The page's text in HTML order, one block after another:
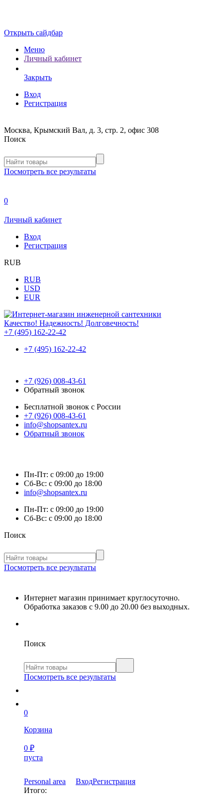
Открыть сайдбар
Меню
Личный кабинет
Закрыть
Вход
Регистрация
Москва, Крымский Вал, д. 3, стр. 2, офис 308
Поиск
Посмотреть все результаты
0
Личный кабинет
Вход
Регистрация
RUB
RUB
USD
EUR
Качество! Надежность! Долговечность!
+7 (495) 162-22-42
+7 (495) 162-22-42
+7 (926) 008-43-61
Обратный звонок
Бесплатной звонок с России
+7 (926) 008-43-61
info@shopsantex.ru
Обратный звонок
Пн-Пт: с 09:00 до 19:00
Сб-Вс: с 09:00 до 18:00
info@shopsantex.ru
Пн-Пт: с 09:00 до 19:00
Сб-Вс: с 09:00 до 18:00
Поиск
Посмотреть все результаты
Интернет магазин принимает круглосуточно.
Обработка заказов с 9.00 до 20.00 без выходных.
Поиск
Посмотреть все результаты
0
Корзина
0 ₽
пуста
Personal area ВходРегистрация
Итого: